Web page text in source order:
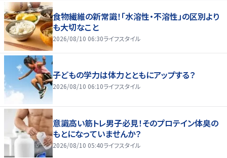
食物繊維の新常識！「水溶性・不溶性」の区別より
も大切なこと
2026/08/10 06:30ライフスタイル
子どもの学力は体力とともにアップする？
2026/08/10 06:10ライフスタイル
意識高い筋トレ男子必見！そのプロテイン体臭の
もとになっていませんか？
2026/08/10 05:40ライフスタイル